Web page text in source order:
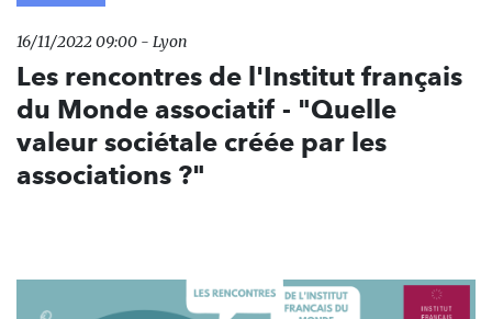
16/11/2022 09:00 - Lyon
Les rencontres de l'Institut français
du Monde associatif - "Quelle
valeur sociétale créée par les
associations ?"